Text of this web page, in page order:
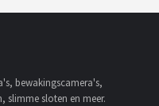
bewakingscamera's,
slimme sloten en meer.